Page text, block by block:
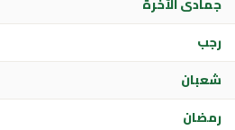
رجب
شعبان
رمضان